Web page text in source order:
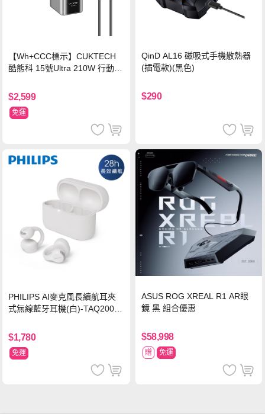
【Wh+CCC標示】CUKTECH
酷態科 15號Ultra 210W 行動電
$2,599
免運
QinD AL16 磁吸式手機散熱器
(插電款)(黑色)
$290
PHILIPS AI麥克風長續航耳夾
式無線藍牙耳機(白)-TAQ2000
$1,780
免運
ASUS ROG XREAL R1 AR眼
鏡 黑 組合優惠
$58,998
贈 免運